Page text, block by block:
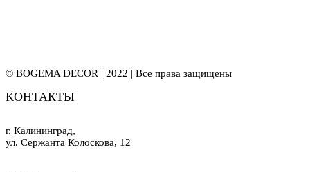
© BOGEMA DECOR | 2022 | Все права защищены
КОНТАКТЫ
г. Калининград,
ул. Сержанта Колоскова, 12